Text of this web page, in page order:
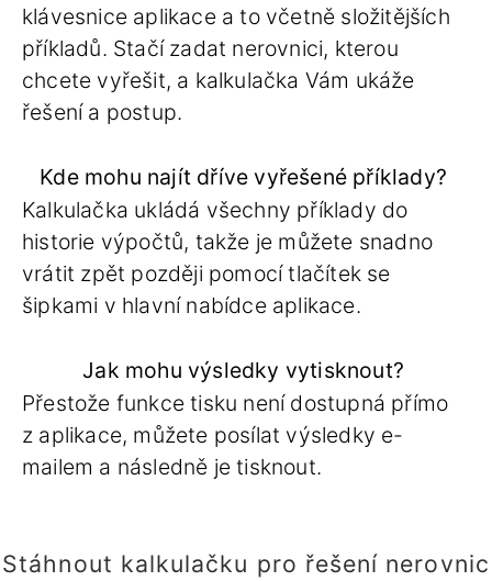
klávesnice aplikace a to včetně složitějších
příkladů. Stačí zadat nerovnici, kterou
chcete vyřešit, a kalkulačka Vám ukáže
řešení a postup.
Kde mohu najít dříve vyřešené příklady?
Kalkulačka ukládá všechny příklady do
historie výpočtů, takže je můžete snadno
vrátit zpět později pomocí tlačítek se
šipkami v hlavní nabídce aplikace.
Jak mohu výsledky vytisknout?
Přestože funkce tisku není dostupná přímo
z aplikace, můžete posílat výsledky e-
mailem a následně je tisknout.
Stáhnout kalkulačku pro řešení nerovnic